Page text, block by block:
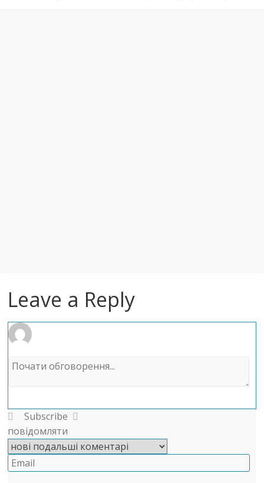
Leave a Reply
Subscribe
повідомляти